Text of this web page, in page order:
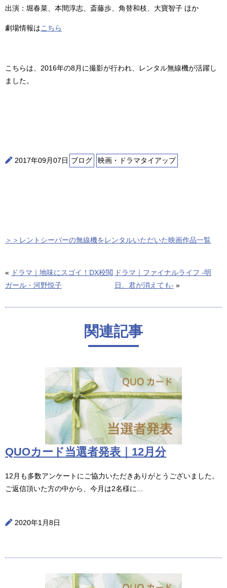
出演：堀春菜、本間淳志、斎藤歩、角替和枝、大寶智子 ほか
劇場情報はこちら
こちらは、2016年の8月に撮影が行われ、レンタル無線機が活躍し
ました。
2017年09月07日 ブログ 映画・ドラマタイアップ
＞＞レントシーバーの無線機をレンタルいただいた映画作品一覧
«
ドラマ｜地味にスゴイ！DX校閲
ガール・河野悦子
ドラマ｜ファイナルライフ -明
日、君が消えても- »
関連記事
QUOカード当選者発表｜12月分
12月も多数アンケートにご協力いただきありがとうございました。
ご返信頂いた方の中から、今月は2名様に...
2020年1月8日